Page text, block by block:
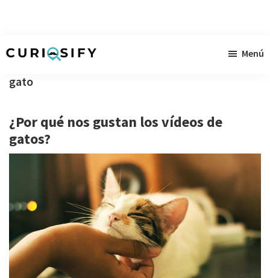
contenido
primaria
pie
singulares
raudales
Menú
gato
¿Por qué nos gustan los vídeos de
gatos?